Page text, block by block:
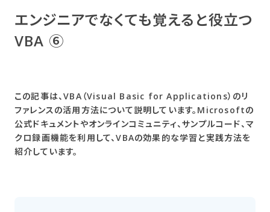
エンジニアでなくても​覚えると​役立つ
VBA ⑥
この記事は、VBA（Visual Basic for Applications）のリ
ファレンスの活用方法について説明しています。Microsoftの
公式ドキュメントやオンラインコミュニティ、サンプルコード、マ
クロ録画機能を利用して、VBAの効果的な学習と実践方法を
紹介しています。